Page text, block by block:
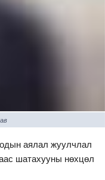
аялал жуулчлал
шатахууны нөхцөл